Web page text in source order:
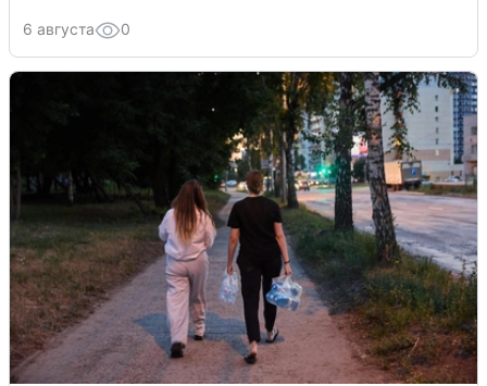
6 августа 0